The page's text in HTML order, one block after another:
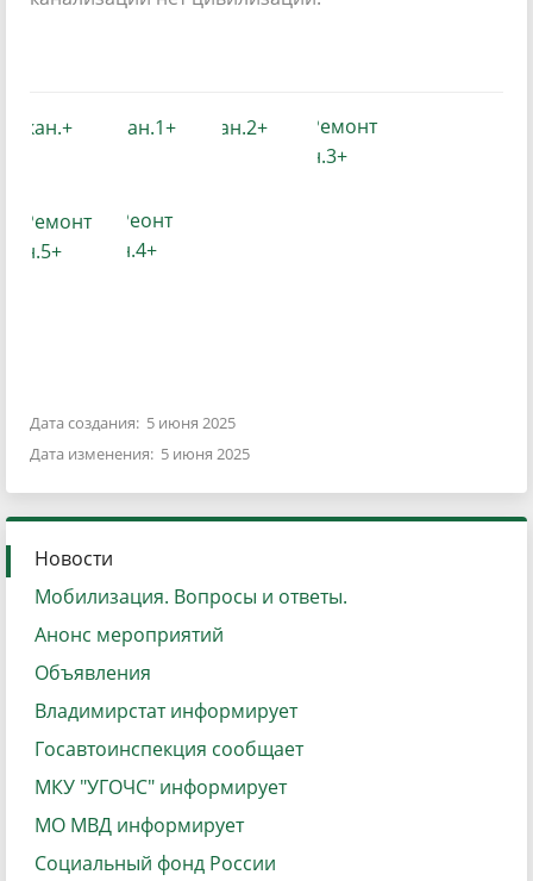
Дата создания: 5 июня 2025
Дата изменения: 5 июня 2025
Новости
Мобилизация. Вопросы и ответы.
Анонс мероприятий
Объявления
Владимирстат информирует
Госавтоинспекция сообщает
МКУ "УГОЧС" информирует
МО МВД информирует
Социальный фонд России